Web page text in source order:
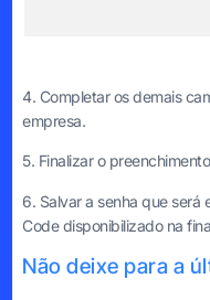
4. Completar os demais
empresa.
5. Finalizar o
6. Salvar a senha que será
Code disponibilizado na
Não deixe para a